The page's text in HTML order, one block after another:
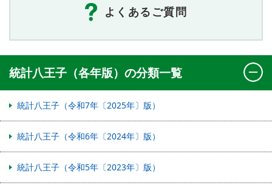
よくあるご質問
統計八王子（各年版）の分類一覧
統計八王子（令和7年〔2025年〕版）
統計八王子（令和6年〔2024年〕版）
統計八王子（令和5年〔2023年〕版）